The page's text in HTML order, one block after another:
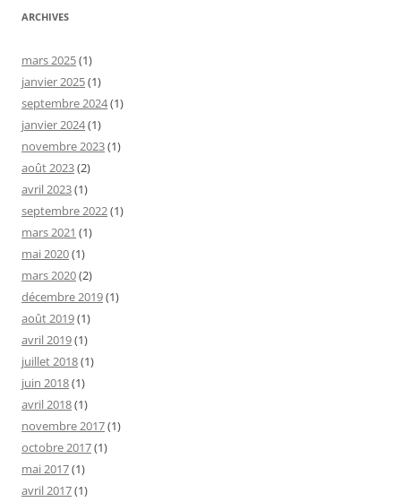
ARCHIVES
mars 2025(1)
janvier 2025(1)
septembre 2024(1)
janvier 2024(1)
novembre 2023(1)
août 2023(2)
avril 2023(1)
septembre 2022(1)
mars 2021 (1)
mai 2020(1)
mars 2020(2)
décembre 2019(1)
août 2019(1)
avril 2019(1)
juillet 2018(1)
juin 2018(1)
avril 2018(1)
novembre 2017(1)
octobre 2017(1)
mai 2017(1)
avril 2017(1)